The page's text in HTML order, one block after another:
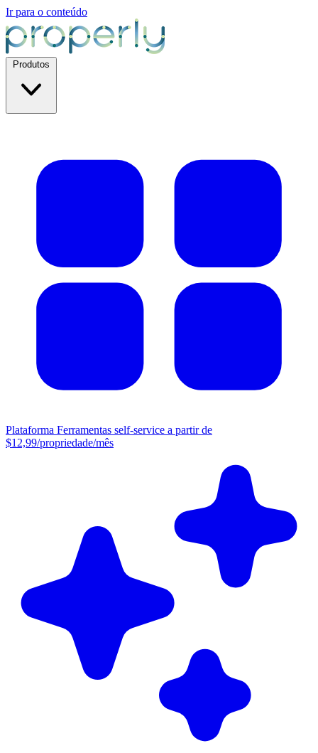
Ir para o conteúdo
Plataforma Ferramentas self-service a partir de
$12,99/propriedade/mês